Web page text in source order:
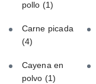
pollo (1)
Carne picada
(4)
Cayena en
polvo (1)